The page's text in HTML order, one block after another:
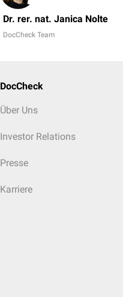
Dr. rer. nat. Janica Nolte
DocCheck Team
DocCheck
Über Uns
Investor Relations
Presse
Karriere